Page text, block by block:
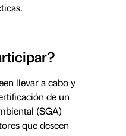
llevar a cabo y
de un
(SGA)
que deseen